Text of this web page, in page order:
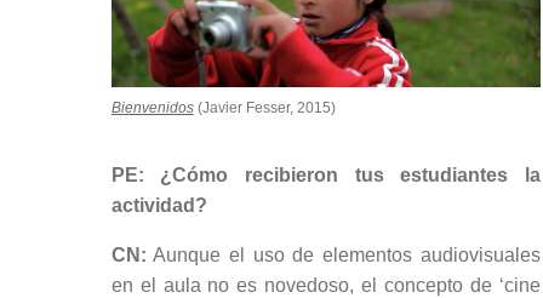
Bienvenidos (Javier Fesser, 2015)
PE: ¿Cómo recibieron tus estudiantes la
actividad?
CN: Aunque el uso de elementos audiovisuales
en el aula no es novedoso, el concepto de ‘cine